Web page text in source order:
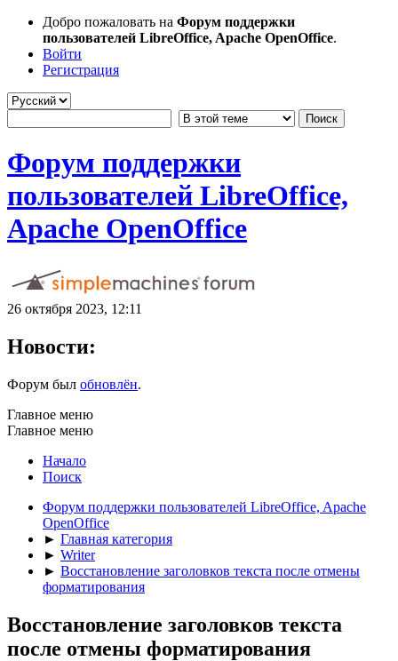
Добро пожаловать на Форум поддержки
пользователей LibreOffice, Apache OpenOffice.
Войти
Регистрация
Форум поддержки
пользователей LibreOffice,
Apache OpenOffice
26 октября 2023, 12:11
Новости:
Форум был обновлён.
Главное меню
Главное меню
Начало
Поиск
Форум поддержки пользователей LibreOffice, Apache
OpenOffice
► Главная категория
► Writer
► Восстановление заголовков текста после отмены
форматирования
Восстановление заголовков текста
после отмены форматирования